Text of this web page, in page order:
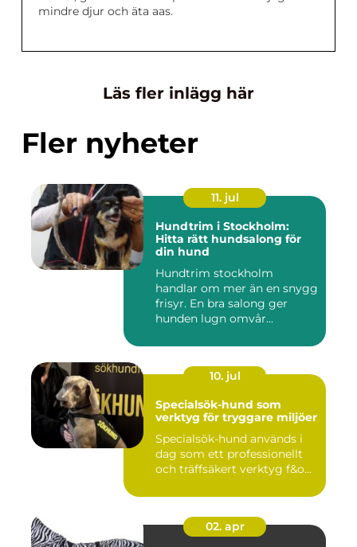
mindre djur och äta aas.
Läs fler inlägg här
Fler nyheter
11. jul
Hundtrim i Stockholm:
Hitta rätt hundsalong för
din hund
Hundtrim stockholm
handlar om mer än en snygg
frisyr. En bra salong ger
hunden lugn omvår...
10. jul
Specialsök-hund som
verktyg för tryggare miljöer
Specialsök-hund används i
dag som ett professionellt
och träffsäkert verktyg f&o...
02. apr